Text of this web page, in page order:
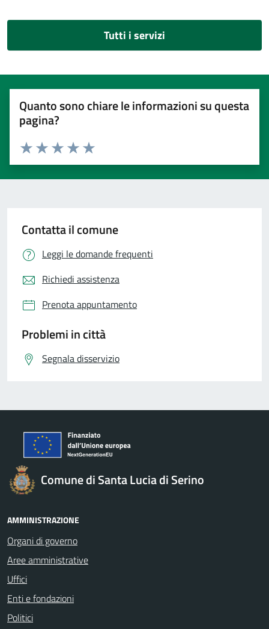
Tutti i servizi
Quanto sono chiare le informazioni su questa
pagina?
Valuta 5 stelle su 5
Valuta 4 stelle su 5
Valuta 3 stelle su 5
Valuta 2 stelle su 5
Valuta 1 stelle su 5
Contatta il comune
Leggi le domande frequenti
Richiedi assistenza
Prenota appuntamento
Problemi in città
Segnala disservizio
Comune di Santa Lucia di Serino
AMMINISTRAZIONE
Organi di governo
Aree amministrative
Uffici
Enti e fondazioni
Politici